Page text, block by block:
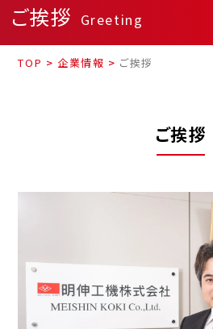
ご挨拶 Greeting
TOP > 企業情報 > ご挨拶
ご挨拶